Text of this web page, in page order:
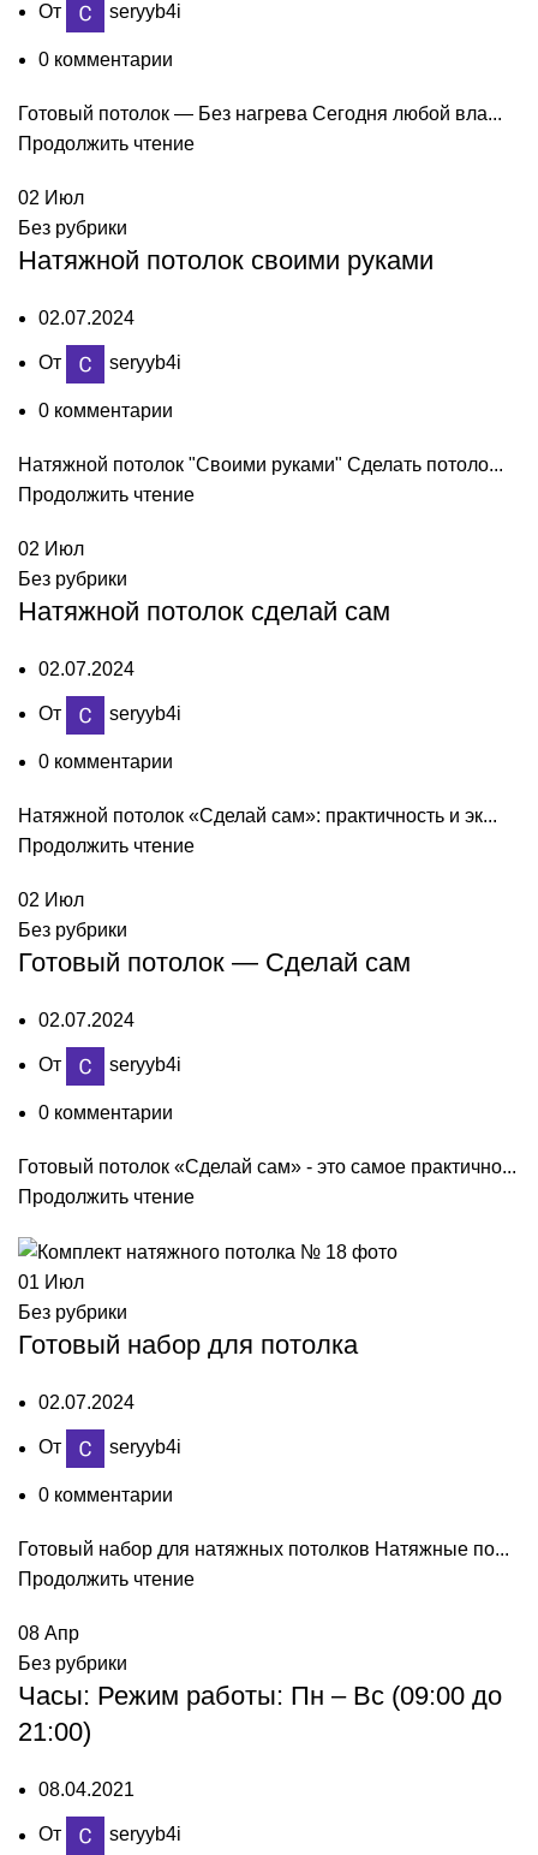
От seryyb4i
0 комментарии
Готовый потолок — Без нагрева Сегодня любой вла...
Продолжить чтение
02 Июл
Без рубрики
Натяжной потолок своими руками
02.07.2024
От seryyb4i
0 комментарии
Натяжной потолок "Своими руками" Сделать потоло...
Продолжить чтение
02 Июл
Без рубрики
Натяжной потолок сделай сам
02.07.2024
От seryyb4i
0 комментарии
Натяжной потолок «Сделай сам»: практичность и эк...
Продолжить чтение
02 Июл
Без рубрики
Готовый потолок — Сделай сам
02.07.2024
От seryyb4i
0 комментарии
Готовый потолок «Сделай сам» - это самое практично...
Продолжить чтение
01 Июл
Без рубрики
Готовый набор для потолка
02.07.2024
От seryyb4i
0 комментарии
Готовый набор для натяжных потолков Натяжные по...
Продолжить чтение
08 Апр
Без рубрики
Часы: Режим работы: Пн – Вс (09:00 до
21:00)
08.04.2021
От seryyb4i